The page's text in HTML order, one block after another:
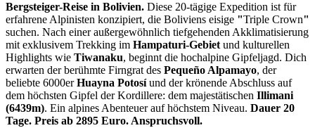
Bergsteiger-Reise in Bolivien. Diese 20-tägige Expedition ist für
erfahrene Alpinisten konzipiert, die Boliviens eisige "Triple Crown"
suchen. Nach einer außergewöhnlich tiefgehenden Akklimatisierung
mit exklusivem Trekking im Hampaturi-Gebiet und kulturellen
Highlights wie Tiwanaku, beginnt die hochalpine Gipfeljagd. Dich
erwarten der berühmte Firngrat des Pequeño Alpamayo, der
beliebte 6000erHuayna Potosíund der krönende Abschluss auf
dem höchsten Gipfel der Kordillere: dem majestätischen Illimani
(6439m). Ein alpines Abenteuer auf höchstem Niveau. Dauer 20
Tage. Preis ab 2895 Euro. Anspruchsvoll.